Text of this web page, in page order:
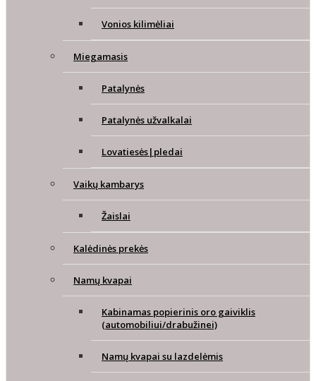
Vonios kilimėliai
Miegamasis
Patalynės
Patalynės užvalkalai
Lovatiesės|pledai
Vaikų kambarys
Žaislai
Kalėdinės prekės
Namų kvapai
Kabinamas popierinis oro gaiviklis
(automobiliui/drabužinei)
Namų kvapai su lazdelėmis